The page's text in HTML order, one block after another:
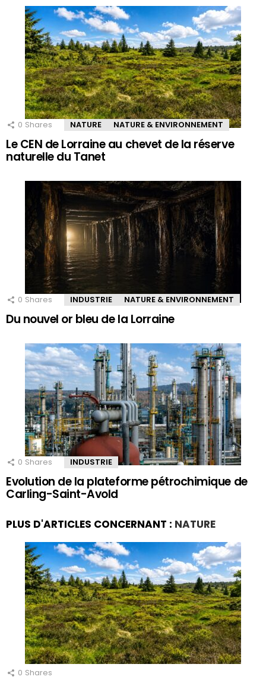
0 Shares NATURE NATURE & ENVIRONNEMENT
Le CEN de Lorraine au chevet de la réserve
naturelle du Tanet
0 Shares INDUSTRIE NATURE & ENVIRONNEMENT
Du nouvel or bleu de la Lorraine
0 Shares INDUSTRIE
Evolution de la plateforme pétrochimique de
Carling-Saint-Avold
PLUS D'ARTICLES CONCERNANT : NATURE
0 Shares